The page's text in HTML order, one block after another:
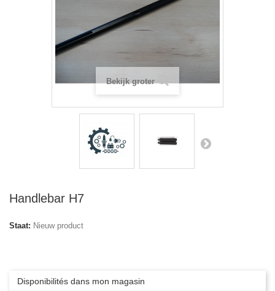
Bekijk groter
Handlebar H7
Staat: Nieuw product
Disponibilités dans mon magasin